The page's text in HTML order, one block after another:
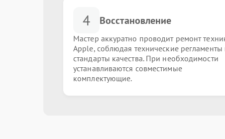
4 Восстановление
Мастер аккуратно проводит ремонт
Apple, соблюдая технические регламенты
стандарты качества. При необходимости
устанавливаются совместимые
комплектующие.